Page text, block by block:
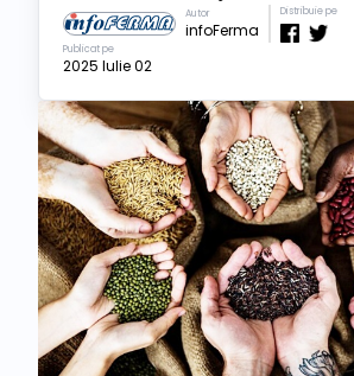
Autor
infoFerma
Distribuie pe
Publicat pe
2025 Iulie 02